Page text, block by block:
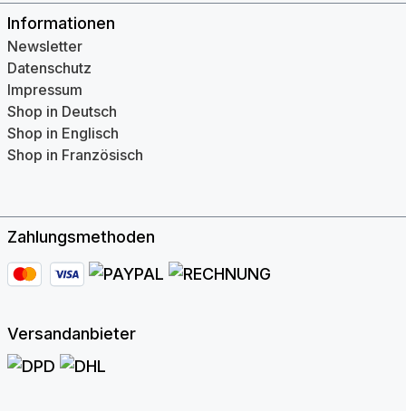
Informationen
Newsletter
Datenschutz
Impressum
Shop in Deutsch
Shop in Englisch
Shop in Französisch
Zahlungsmethoden
Versandanbieter